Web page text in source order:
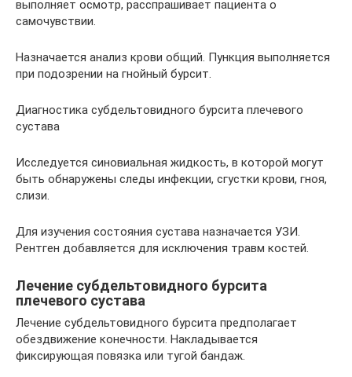
выполняет осмотр, расспрашивает пациента о
самочувствии.
Назначается анализ крови общий. Пункция выполняется
при подозрении на гнойный бурсит.
Диагностика субдельтовидного бурсита плечевого
сустава
Исследуется синовиальная жидкость, в которой могут
быть обнаружены следы инфекции, сгустки крови, гноя,
слизи.
Для изучения состояния сустава назначается УЗИ.
Рентген добавляется для исключения травм костей.
Лечение субдельтовидного бурсита
плечевого сустава
Лечение субдельтовидного бурсита предполагает
обездвижение конечности. Накладывается
фиксирующая повязка или тугой бандаж.